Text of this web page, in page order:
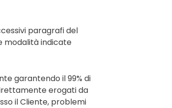
paragrafi del
modalità indicate
garantendo il 99% di
erogati da
il Cliente, problemi